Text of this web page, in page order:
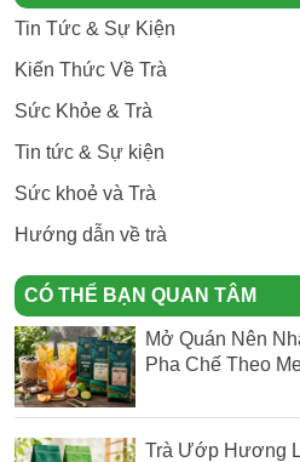
Tin Tức & Sự Kiện
Kiến Thức Về Trà
Sức Khỏe & Trà
Tin tức & Sự kiện
Sức khoẻ và Trà
Hướng dẫn về trà
CÓ THỂ BẠN QUAN TÂM
Mở Quán Nên
Pha Chế Theo
Trà Ướp Hương